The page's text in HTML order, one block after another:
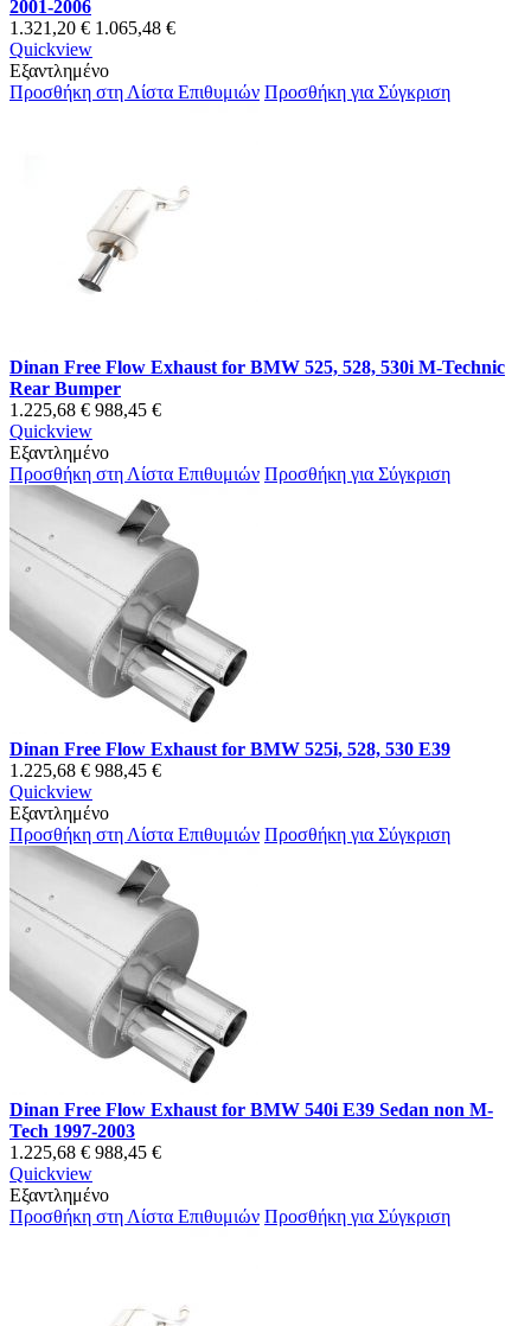
2001-2006
1.321,20 € 1.065,48 €
Quickview
Εξαντλημένο
Προσθήκη στη Λίστα Επιθυμιών Προσθήκη για Σύγκριση
Dinan Free Flow Exhaust for BMW 525, 528, 530i M-Technic
Rear Bumper
1.225,68 € 988,45 €
Quickview
Εξαντλημένο
Προσθήκη στη Λίστα Επιθυμιών Προσθήκη για Σύγκριση
Dinan Free Flow Exhaust for BMW 525i, 528, 530 E39
1.225,68 € 988,45 €
Quickview
Εξαντλημένο
Προσθήκη στη Λίστα Επιθυμιών Προσθήκη για Σύγκριση
Dinan Free Flow Exhaust for BMW 540i E39 Sedan non M-
Tech 1997-2003
1.225,68 € 988,45 €
Quickview
Εξαντλημένο
Προσθήκη στη Λίστα Επιθυμιών Προσθήκη για Σύγκριση